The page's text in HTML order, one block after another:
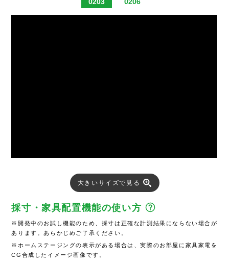
大きいサイズで見る
採寸・家具配置機能の使い方
※開発中のお試し機能のため、採寸は正確な計測結果にならない場合が
あります。あらかじめご了承ください。
※ホームステージングの表示がある場合は、実際のお部屋に家具家電を
CG合成したイメージ画像です。